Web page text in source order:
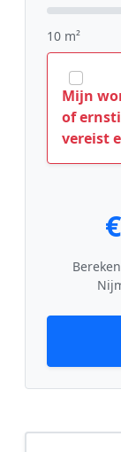
10 m²
Mijn
of
vereist